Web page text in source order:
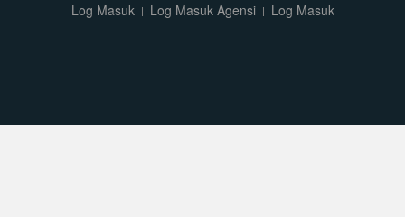
Log Masuk Log Masuk Agensi Log Masuk